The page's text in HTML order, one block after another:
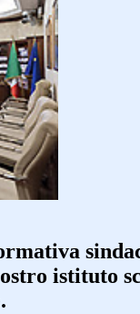
istituto